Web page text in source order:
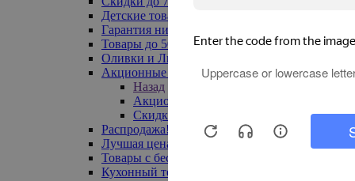
Детские товары
Гарантия низкой цены
Товары до 500 руб
Оливки и Лимоны
Акционные товары
Назад
Акционные товары
Скидка 20% по промокоду
Распродажа! Ульяновск до -70%
Лучшая цена
Товары с бесплатной доставкой
Кухонный текстиль